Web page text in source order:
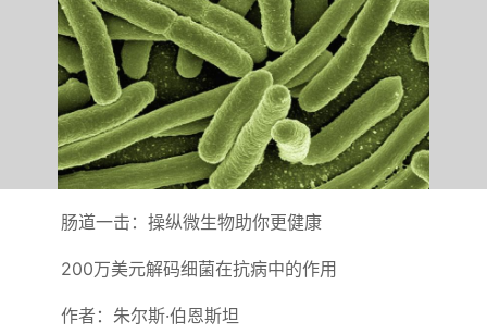
肠道一击：操纵微生物助你更健康
200万美元解码细菌在抗病中的作用
作者：朱尔斯·伯恩斯坦